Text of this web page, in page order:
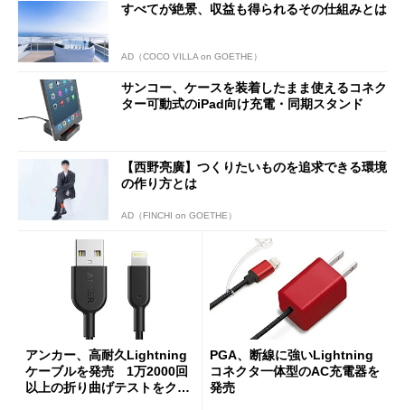
すべてが絶景、収益も得られるその仕組みとは
AD（COCO VILLA on GOETHE）
サンコー、ケースを装着したまま使えるコネク
ター可動式のiPad向け充電・同期スタンド
【西野亮廣】つくりたいものを追求できる環境
の作り方とは
AD（FINCHI on GOETHE）
アンカー、高耐久Lightning
ケーブルを発売 1万2000回
以上の折り曲げテストをクリ
PGA、断線に強いLightning
コネクタ一体型のAC充電器を
発売